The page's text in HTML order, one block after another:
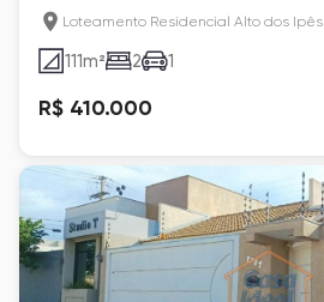
m² Loteamento Residencial Alto dos Ipês
111m² 2 1
R$ 410.000